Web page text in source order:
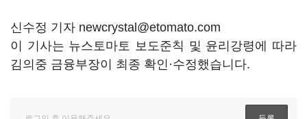
신수정 기자 newcrystal@etomato.com
이 기사는 뉴스토마토 보도준칙 및 윤리강령에 따라
김의중 금융부장이 최종 확인·수정했습니다.